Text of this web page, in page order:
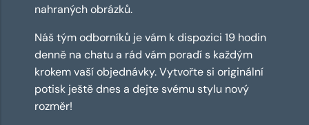
nahraných obrázků.
Náš tým odborníků je vám k dispozici 19 hodin
denně na chatu a rád vám poradí s každým
krokem vaší objednávky. Vytvořte si originální
potisk ještě dnes a dejte svému stylu nový
rozměr!